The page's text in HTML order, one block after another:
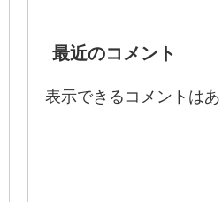
最近のコメント
表示できるコメントはあ